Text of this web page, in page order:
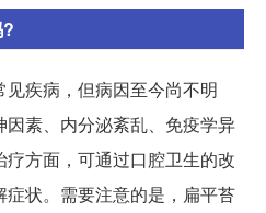
疾病，但病因至今尚不明
素、内分泌紊乱、免疫学异
方面，可通过口腔卫生的改
状。需要注意的是，扁平苔